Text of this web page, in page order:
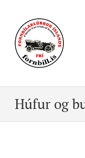
content
Húfur og